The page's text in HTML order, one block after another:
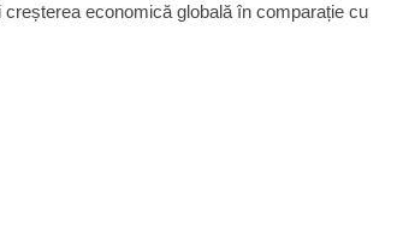
economică globală în comparație cu